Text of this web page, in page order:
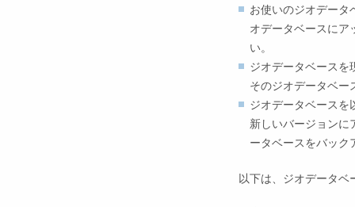
お使いのジオデータ
オデータベースにア
い。
ジオデータベースを
そのジオデータベー
ジオデータベースを
新しいバージョンに
ータベースをバック
以下は、ジオデータベ